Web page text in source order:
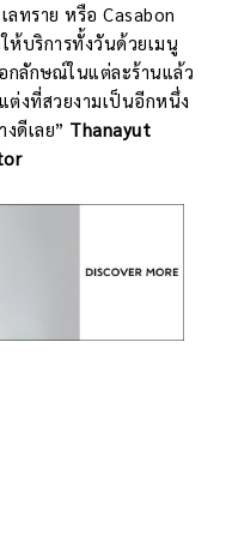
ลทราย หรือ Casabon
ห้บริการทั้งวันด้วยเมนู
กลักษณ์ในแต่ละร้านแล้ว
ต่งที่สวยงามเป็นอีกหนึ่ง
ดีเลย” Thanayut